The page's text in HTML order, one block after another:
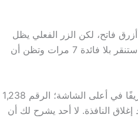
فاتح، لكن الزر الفعلي يظل
رماديًا حتى تصل إلى حد الـ10 دورات. إذا لم تكن على دراية، ستنقر بلا فائدة 7 مرات وتظن أن
ثانياً، بعض الألعاب مثل “Book of Dead” تُظهر لك رصيدًا مزيفًا في أعلى الشاشة؛ الرقم 1,238
النافذة. لا أحد يشرح لك أن